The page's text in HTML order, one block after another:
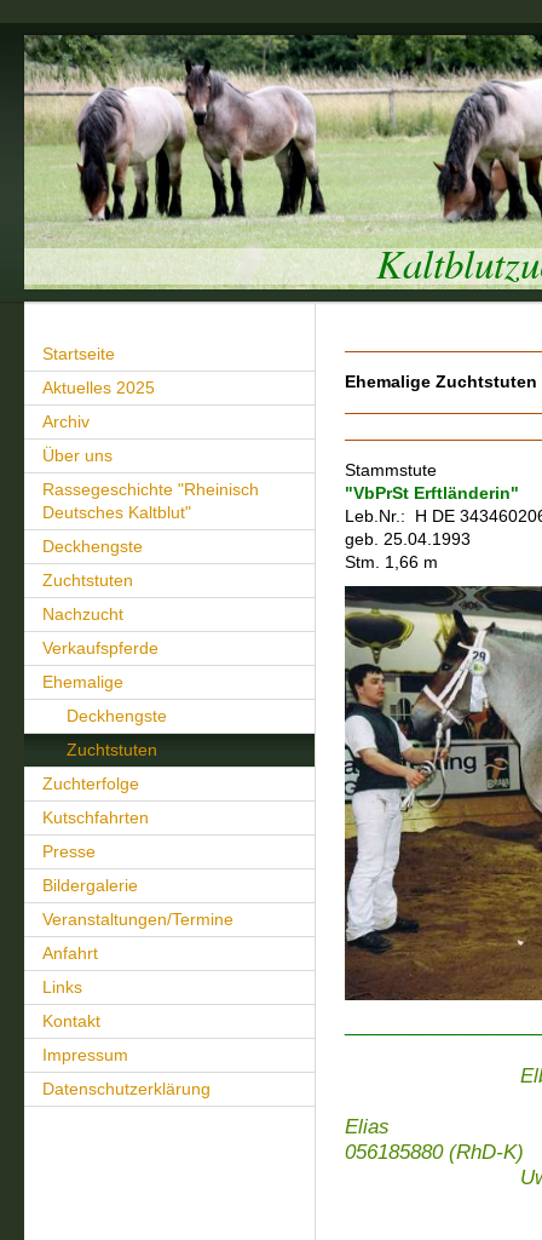
Startseite
Aktuelles 2025
Archiv
Über uns
Rassegeschichte "Rheinisch
Deutsches Kaltblut"
Deckhengste
Zuchtstuten
Nachzucht
Verkaufspferde
Ehemalige
Deckhengste
Zuchtstuten
Zuchterfolge
Kutschfahrten
Presse
Bildergalerie
Veranstaltungen/Termine
Anfahrt
Links
Kontakt
Impressum
Datenschutzerklärung
Ehemalige Zuchtstuten
Stammstute
"VbPrSt Erftländerin"
Leb.Nr.: H DE
geb. 25.04.1993
Stm. 1,66 m
Elbrus
Elias
056185880
Uwine